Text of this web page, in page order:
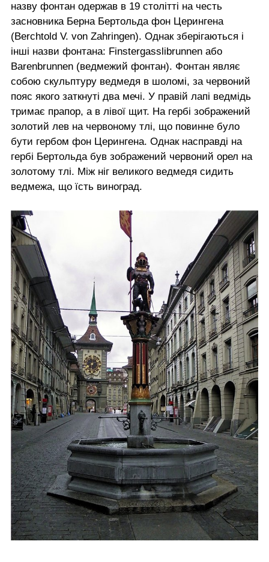
назву фонтан одержав в 19 столітті на честь
засновника Берна Бертольда фон Церингена
(Berchtold V. von Zahringen). Однак зберігаються і
інші назви фонтана: Finstergasslibrunnen або
Barenbrunnen (ведмежий фонтан). Фонтан являє
собою скульптуру ведмедя в шоломі, за червоний
пояс якого заткнуті два мечі. У правій лапі ведмідь
тримає прапор, а в лівої щит. На гербі зображений
золотий лев на червоному тлі, що повинне було
бути гербом фон Церингена. Однак насправді на
гербі Бертольда був зображений червоний орел на
золотому тлі. Між ніг великого ведмедя сидить
ведмежа, що їсть виноград.